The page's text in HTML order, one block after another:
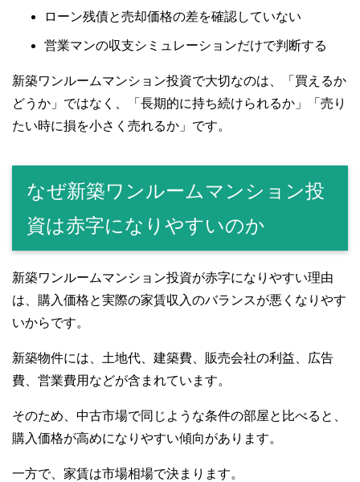
ローン残債と売却価格の差を確認していない
営業マンの収支シミュレーションだけで判断する
新築ワンルームマンション投資で大切なのは、「買えるか
どうか」ではなく、「長期的に持ち続けられるか」「売り
たい時に損を小さく売れるか」です。
なぜ新築ワンルームマンション投
資は赤字になりやすいのか
新築ワンルームマンション投資が赤字になりやすい理由
は、購入価格と実際の家賃収入のバランスが悪くなりやす
いからです。
新築物件には、土地代、建築費、販売会社の利益、広告
費、営業費用などが含まれています。
そのため、中古市場で同じような条件の部屋と比べると、
購入価格が高めになりやすい傾向があります。
一方で、家賃は市場相場で決まります。